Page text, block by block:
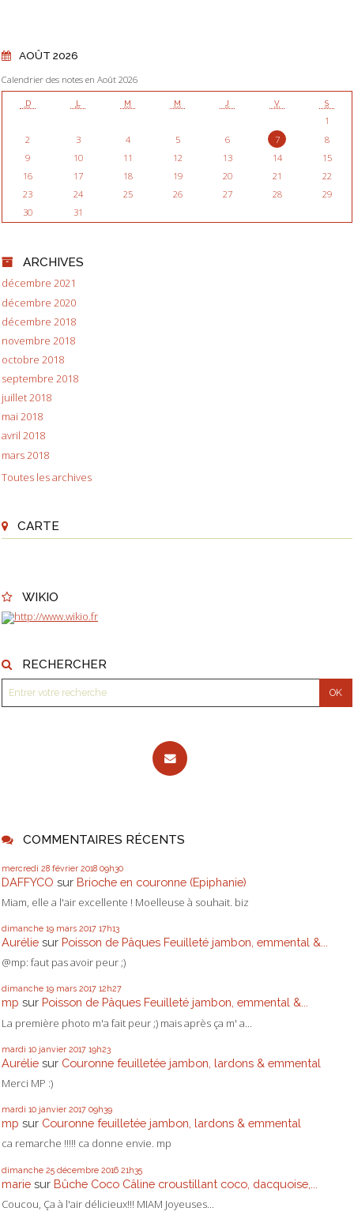
AOÛT 2026
Calendrier des notes en Août 2026
D L M M J V S
1
2
3 4 5 6 7
8
9
10 11 12 13 14
15
16
17 18 19 20 21
22
23
24 25 26 27 28
29
30
31
ARCHIVES
décembre 2021
décembre 2020
décembre 2018
novembre 2018
octobre 2018
septembre 2018
juillet 2018
mai 2018
avril 2018
mars 2018
Toutes les archives
CARTE
WIKIO
RECHERCHER
COMMENTAIRES RÉCENTS
mercredi 28 février 2018 09h30
DAFFYCO sur Brioche en couronne (Epiphanie)
Miam, elle a l'air excellente ! Moelleuse à souhait. biz
dimanche 19 mars 2017 17h13
Aurélie sur Poisson de Pâques Feuilleté jambon, emmental &...
@mp: faut pas avoir peur ;)
dimanche 19 mars 2017 12h27
mp sur Poisson de Pâques Feuilleté jambon, emmental &...
La première photo m'a fait peur ;) mais après ça m' a...
mardi 10 janvier 2017 19h23
Aurélie sur Couronne feuilletée jambon, lardons & emmental
Merci MP :)
mardi 10 janvier 2017 09h39
mp sur Couronne feuilletée jambon, lardons & emmental
ca remarche !!!!! ca donne envie. mp
dimanche 25 décembre 2016 21h35
marie sur Bûche Coco Câline croustillant coco, dacquoise,...
Coucou, Ça à l'air délicieux!!! MIAM Joyeuses...